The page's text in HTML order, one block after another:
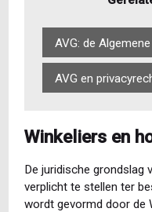
Winkeliers en
De juridische grondslag
verplicht te stellen ter
wordt gevormd door de